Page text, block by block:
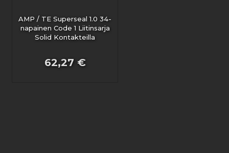
AMP / TE Superseal 1.0 34-
napainen Code 1 Liitinsarja
Solid Kontakteilla
62,27 €